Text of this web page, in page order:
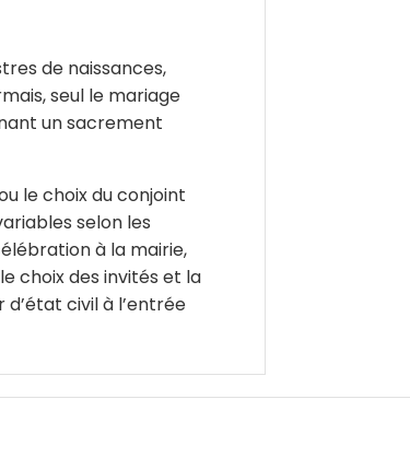
de naissances,
seul le mariage
un sacrement
le choix du conjoint
selon les
à la mairie,
choix des invités et la
civil à l’entrée